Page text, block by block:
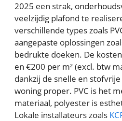
2025 een strak,
veelzijdig plafond te
verschillende types zoals
aangepaste oplossingen
bedrukte doeken. De
en €200 per m² (excl. btw
dankzij de snelle en
woning proper. PVC is het
materiaal, polyester is
Lokale installateurs zoals